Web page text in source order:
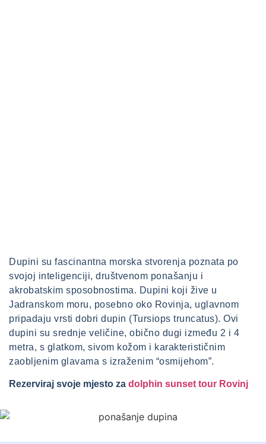
Dupini su fascinantna morska stvorenja poznata po
svojoj inteligenciji, društvenom ponašanju i
akrobatskim sposobnostima. Dupini koji žive u
Jadranskom moru, posebno oko Rovinja, uglavnom
pripadaju vrsti dobri dupin (Tursiops truncatus). Ovi
dupini su srednje veličine, obično dugi između 2 i 4
metra, s glatkom, sivom kožom i karakterističnim
zaobljenim glavama s izraženim “osmijehom”.
Rezerviraj svoje mjesto za dolphin sunset tour Rovinj